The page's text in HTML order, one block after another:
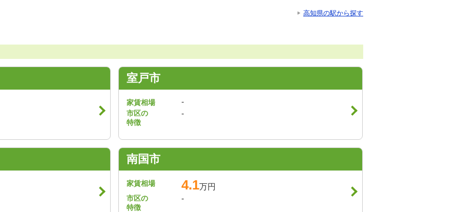
高知県の駅から探す
室戸市
家賃相場 -
市区の
特徴
-
南国市
家賃相場 4.1万円
市区の
特徴
-